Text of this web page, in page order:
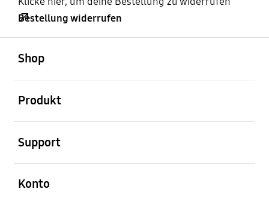
Bestellung widerrufen
Shop
Produkt
Support
Konto